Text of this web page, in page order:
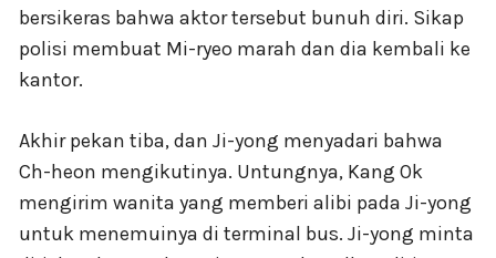
bersikeras bahwa aktor tersebut bunuh diri. Sikap
polisi membuat Mi-ryeo marah dan dia kembali ke
kantor.
Akhir pekan tiba, dan Ji-yong menyadari bahwa
Ch-heon mengikutinya. Untungnya, Kang Ok
mengirim wanita yang memberi alibi pada Ji-yong
untuk menemuinya di terminal bus. Ji-yong minta